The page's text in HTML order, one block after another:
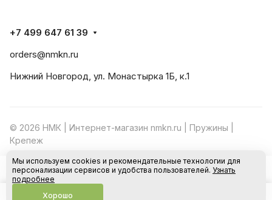
В корзину
+7 499 647 61 39
orders@nmkn.ru
Нижний Новгород, ул. Монастырка 1Б, к.1
© 2026 НМК | Интернет-магазин nmkn.ru | Пружины |
Крепеж
Конфиденциальность Оферта
Мы используем cookies и рекомендательные технологии для
персонализации сервисов и удобства пользователей. Узнать
подробнее
Хорошо